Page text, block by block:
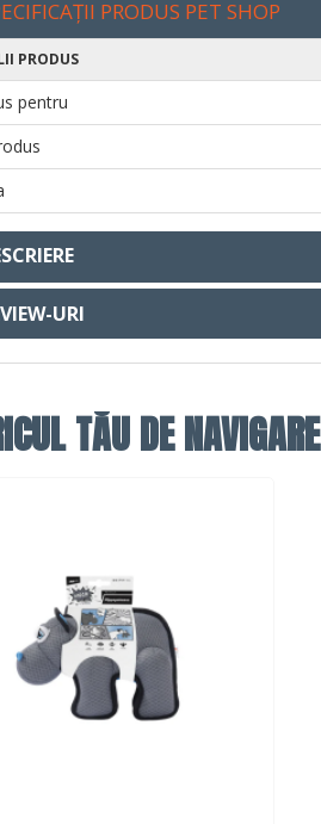
PRODUS PET SHOP
PRODUS
pentru
URI
TĂU DE NAVIGARE